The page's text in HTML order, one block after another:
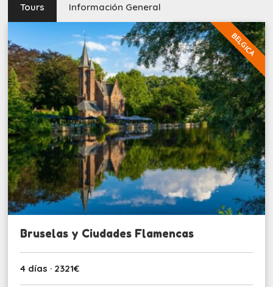
Tours Información General
BELGICA
Bruselas y Ciudades Flamencas
4 días · 2321€